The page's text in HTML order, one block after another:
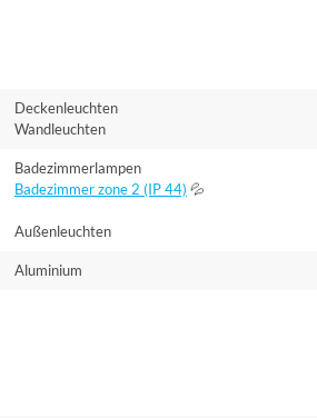
Deckenleuchten
Wandleuchten
Badezimmerlampen
Badezimmer zone 2 (IP 44) 💦
Außenleuchten
Aluminium